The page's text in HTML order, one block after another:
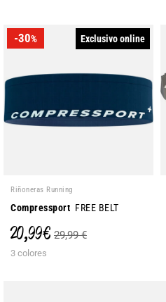
-30% Exclusivo online
Riñoneras Running
Compressport FREE BELT
20,99 € 29,99 €
3 colores